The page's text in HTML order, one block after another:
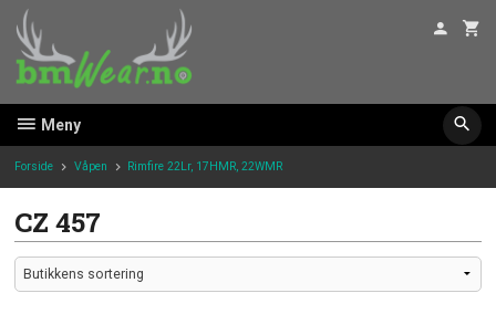
innholdet
Meny
Forside Våpen Rimfire 22Lr, 17HMR, 22WMR
CZ 457